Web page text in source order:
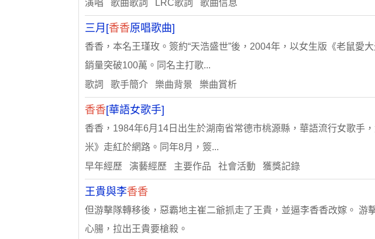
演唱 歌曲歌詞 LRC歌詞 歌曲信息
三月[香香原唱歌曲]
香香，本名王瑾玫。簽約“天浩盛世”後，2004年，以女生版《老鼠愛
銷量突破100萬。同名主打歌...
歌詞 歌手簡介 樂曲背景 樂曲賞析
香香[華語女歌手]
香香，1984年6月14日出生於湖南省常德市桃源縣，華語流行女歌手
米》走紅於網路。同年8月，簽...
早年經歷 演藝經歷 主要作品 社會活動 獲獎記錄
王貴與李香香
但游擊隊轉移後，惡霸地主崔二爺抓走了王貴，並逼李香香改嫁。
心腸，拉出王貴要槍殺。